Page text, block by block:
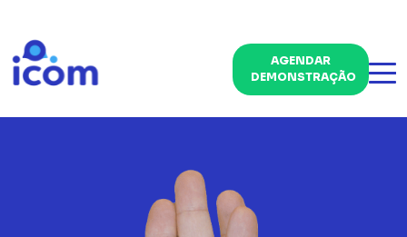
AGENDAR
DEMONSTRAÇÃO